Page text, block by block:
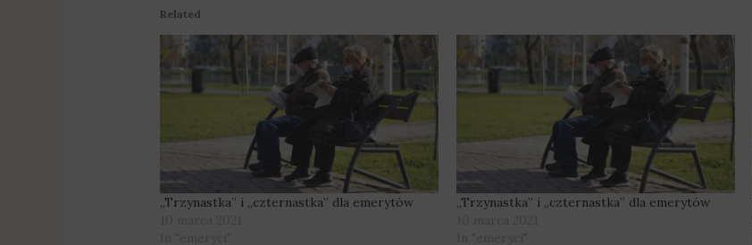
Related
„Trzynastka” i „czternastka” dla emerytów
„Trzynastka” i „czternastka” dla emerytów